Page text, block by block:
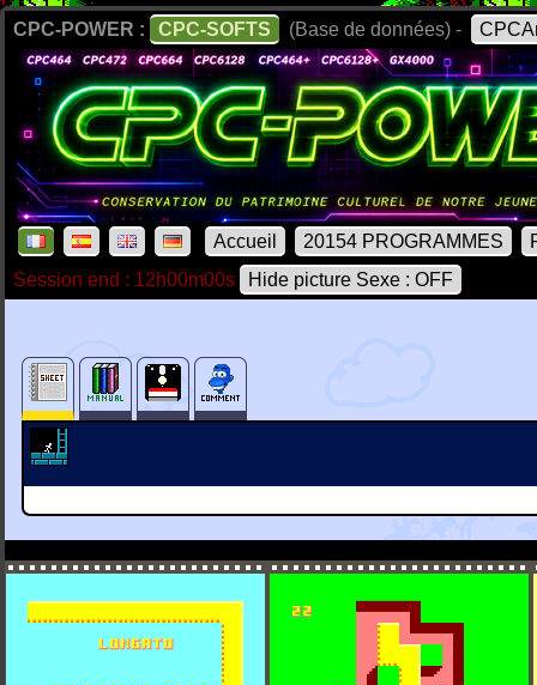
CPC-POWER : CPC-SOFTS (Base de données) -
Accueil 20154 PROGRAMMES
Session end : 12h00m00s
Hide picture Sexe : OFF